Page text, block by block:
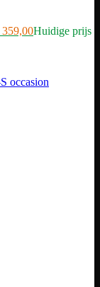
359,00Huidige prijs